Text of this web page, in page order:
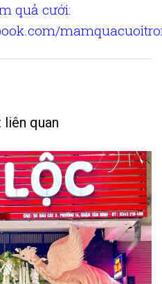
quả cưới:
liên quan